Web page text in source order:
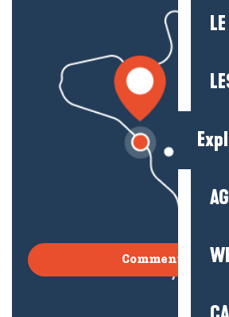
Comment venir